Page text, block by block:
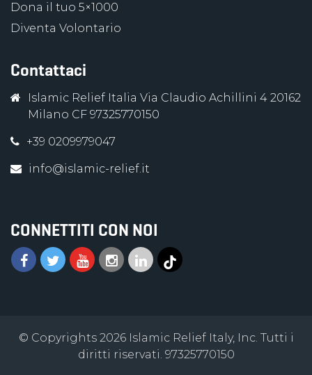
Dona il tuo 5×1000
Diventa Volontario
Contattaci
Islamic Relief Italia Via Claudio Achillini 4 20162
Milano CF 97325770150
+39 0209979047
info@islamic-relief.it
CONNETTITI CON NOI
© Copyrights 2026 Islamic Relief Italy, Inc. Tutti i
diritti riservati. 97325770150